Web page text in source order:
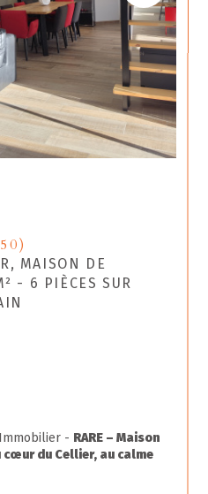
MAISON DE
- 6 PIÈCES SUR
- RARE – Maison
du Cellier, au calme